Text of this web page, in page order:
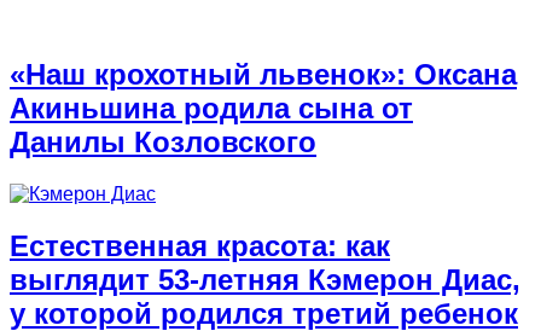
«Наш крохотный львенок»: Оксана
Акиньшина родила сына от
Данилы Козловского
Естественная красота: как
выглядит 53-летняя Кэмерон Диас,
у которой родился третий ребенок